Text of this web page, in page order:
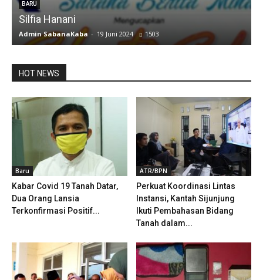
BARU
Silfia Hanani
Admin SabanaKaba - 19 Juni 2024 1503
HOT NEWS
Baru
Kabar Covid 19 Tanah Datar,
Dua Orang Lansia
Terkonfirmasi Positif...
ATR/BPN
Perkuat Koordinasi Lintas
Instansi, Kantah Sijunjung
Ikuti Pembahasan Bidang
Tanah dalam...